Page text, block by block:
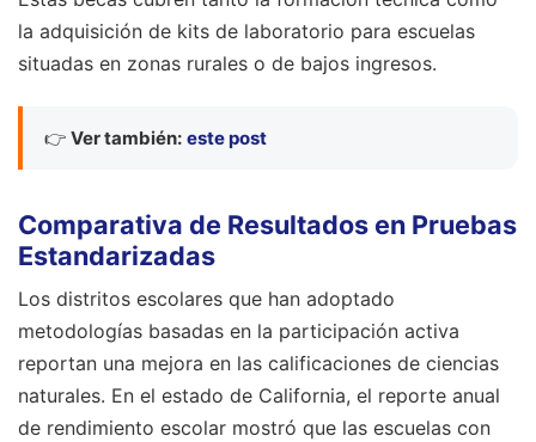
la adquisición de kits de laboratorio para escuelas
situadas en zonas rurales o de bajos ingresos.
👉 Ver también: este post
Comparativa de Resultados en Pruebas
Estandarizadas
Los distritos escolares que han adoptado
metodologías basadas en la participación activa
reportan una mejora en las calificaciones de ciencias
naturales. En el estado de California, el reporte anual
de rendimiento escolar mostró que las escuelas con